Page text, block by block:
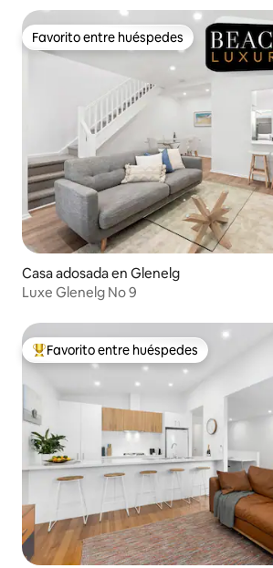
Favorito entre huéspedes
Favorito entre huéspedes
Casa adosada en Glenelg
Luxe Glenelg No 9
Favorito entre huéspedes preferido
Favorito entre huéspedes